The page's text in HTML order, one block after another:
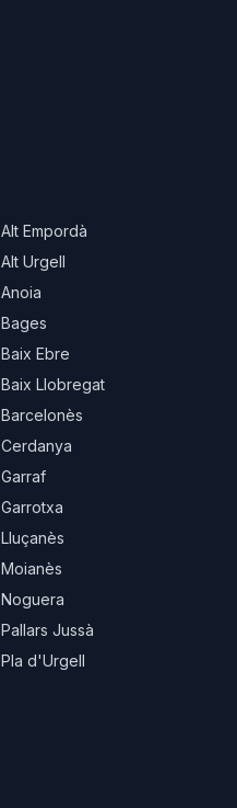
Alt Empordà
Alt Urgell
Anoia
Bages
Baix Ebre
Baix Llobregat
Barcelonès
Cerdanya
Garraf
Garrotxa
Lluçanès
Moianès
Noguera
Pallars Jussà
Pla d'Urgell